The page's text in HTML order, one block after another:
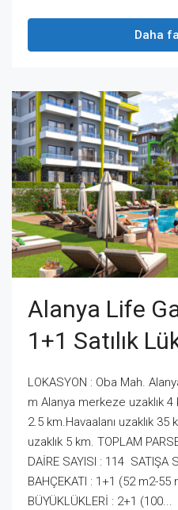
Daha
Alanya Life
1+1 Satılık
LOKASYON : Oba Mah.
m Alanya merkeze uzaklık 4
2.5 km.Havaalanı uzaklık
uzaklık 5 km. TOPLAM
DAİRE SAYISI : 114 SATIŞA
BAHÇEKATI : 1+1 (52 m2-
BÜYÜKLÜKLERİ : 2+1 (100...